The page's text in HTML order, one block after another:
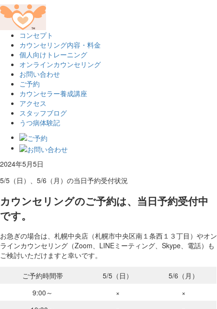
コンセプト
カウンセリング内容・料金
個人向けトレーニング
オンラインカウンセリング
お問い合わせ
ご予約
カウンセラー養成講座
アクセス
スタッフブログ
うつ病体験記
2024年5月5日
5/5（日）、5/6（月）の当日予約受付状況
カウンセリングのご予約は、当日予約受付中
です。
お急ぎの場合は、札幌中央店（札幌市中央区南１条西１３丁目）やオン
ラインカウンセリング（Zoom、LINEミーティング、Skype、電話）も
ご検討いただけますと幸いです。
ご予約時間帯 5/5（日）
5/6（月）
9:00～
×
×